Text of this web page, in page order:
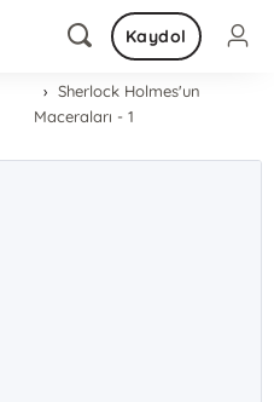
Kaydol
Sherlock Holmes'un
Maceraları - 1